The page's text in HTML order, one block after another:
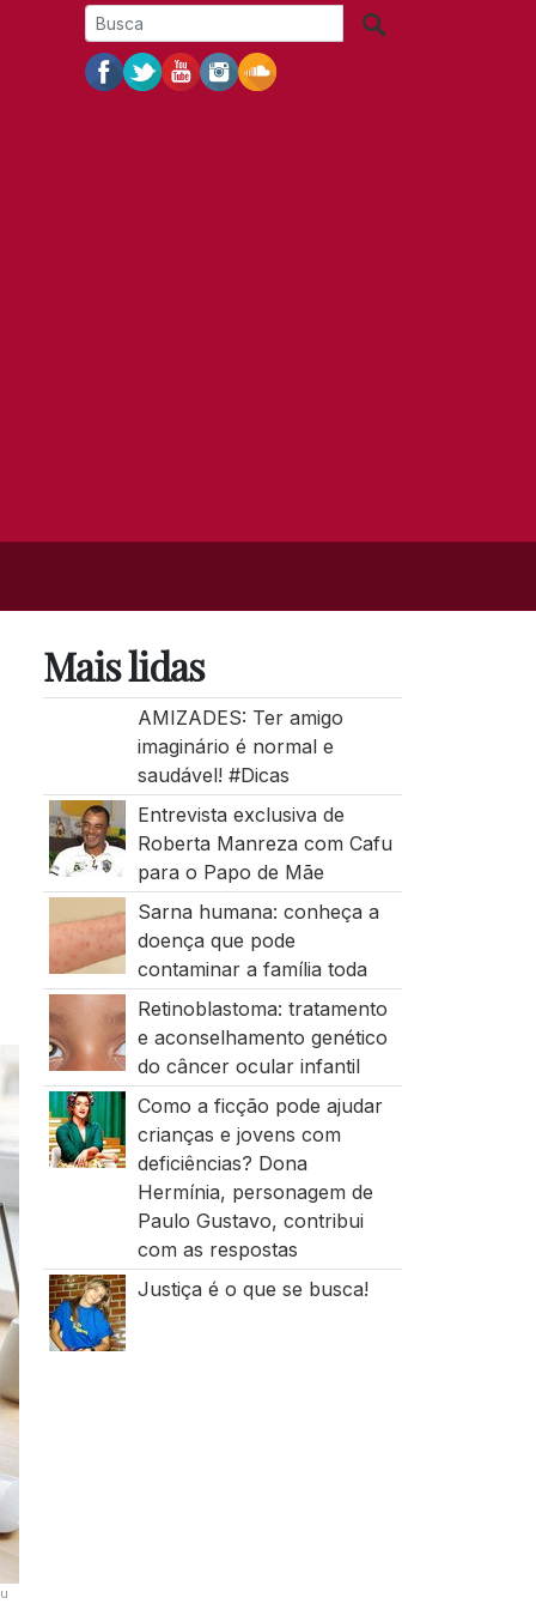
Mais lidas
AMIZADES: Ter amigo
imaginário é normal e
saudável! #Dicas
Entrevista exclusiva de
Roberta Manreza com Cafu
para o Papo de Mãe
Sarna humana: conheça a
doença que pode
contaminar a família toda
Retinoblastoma: tratamento
e aconselhamento genético
do câncer ocular infantil
Como a ficção pode ajudar
crianças e jovens com
deficiências? Dona
Hermínia, personagem de
Paulo Gustavo, contribui
com as respostas
Justiça é o que se busca!